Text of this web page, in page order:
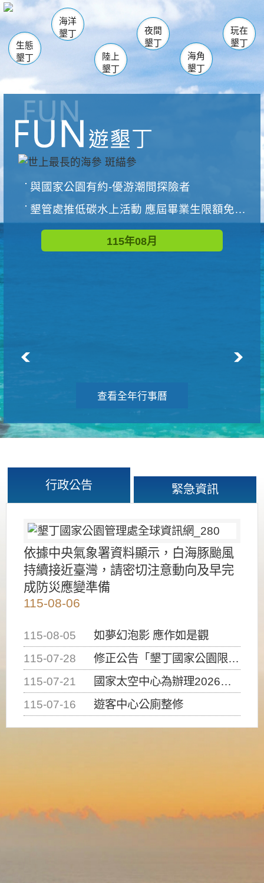
南仁湖
海生館
恆春 佳樂水
龍鑾潭自然中心 森林遊樂區
瓊麻館
關山 墾管處遊客中心
社頂公園 風吹沙
船帆石
白砂 龍磐公園
香蕉灣
砂島
鵝鑾鼻
生態
墾丁
海洋
墾丁
陸上
墾丁
夜間
墾丁
海角
墾丁
玩在
墾丁
與國家公園有約-優游潮間探險者
墾管處推低碳水上活動 應屆畢業生限額免費參加
115年08月
查看全年行事曆
行政公告 緊急資訊
依據中央氣象署資料顯示，白海豚颱風
持續接近臺灣，請密切注意動向及早完
成防災應變準備
115-08-06
115-08-05
如夢幻泡影 應作如是觀
115-07-28
修正公告「墾丁國家公園限制水域遊憩活動之種類、範圍、時間及行為」，自即日生效。
115-07-21
國家太空中心為辦理2026台灣盃火箭競賽，陸、海、空域警戒及協調相關事宜，因颱風備案事宜
115-07-16
遊客中心公廁整修